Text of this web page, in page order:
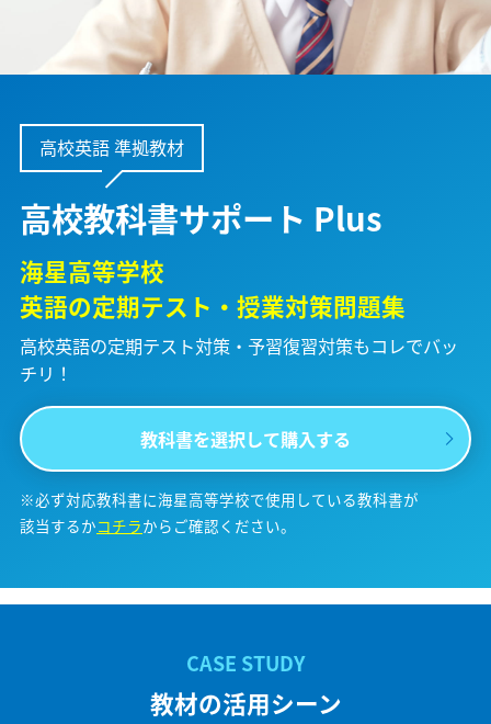
高校英語 準拠教材
高校教科書サポート Plus
海星高等学校
英語の定期テスト・授業対策問題集
高校英語の定期テスト対策・予習復習対策もコレでバッ
チリ！
教科書を選択して購入する
※必ず対応教科書に海星高等学校で使用している教科書が
該当するかコチラからご確認ください。
教材の活用シーン